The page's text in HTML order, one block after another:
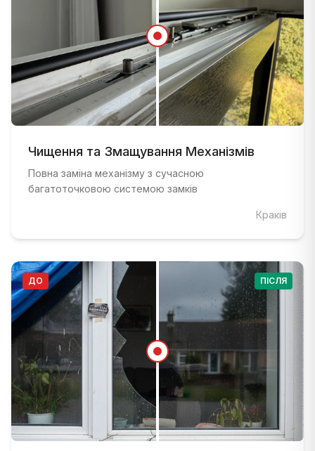
ПІСЛЯ:Вікно з сучасною багатоточковою системою
Чищення та Змащування Механізмів
Повна заміна механізму з сучасною
багатоточковою системою замків
Краків
ДО ПІСЛЯ